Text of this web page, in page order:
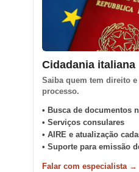
Cidadania italiana
Saiba quem tem direito
processo.
• Busca de documentos
• Serviços consulares
• AIRE e atualização
• Suporte para emissão
Falar com especialista →